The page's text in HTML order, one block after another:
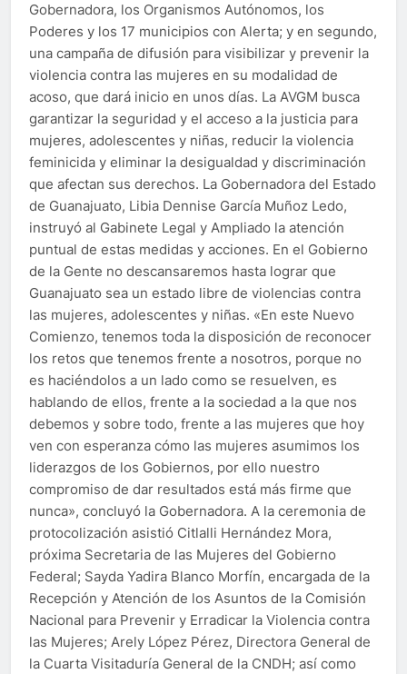
Gobernadora, los Organismos Autónomos, los
Poderes y los 17 municipios con Alerta; y en segundo,
una campaña de difusión para visibilizar y prevenir la
violencia contra las mujeres en su modalidad de
acoso, que dará inicio en unos días. La AVGM busca
garantizar la seguridad y el acceso a la justicia para
mujeres, adolescentes y niñas, reducir la violencia
feminicida y eliminar la desigualdad y discriminación
que afectan sus derechos. La Gobernadora del Estado
de Guanajuato, Libia Dennise García Muñoz Ledo,
instruyó al Gabinete Legal y Ampliado la atención
puntual de estas medidas y acciones. En el Gobierno
de la Gente no descansaremos hasta lograr que
Guanajuato sea un estado libre de violencias contra
las mujeres, adolescentes y niñas. «En este Nuevo
Comienzo, tenemos toda la disposición de reconocer
los retos que tenemos frente a nosotros, porque no
es haciéndolos a un lado como se resuelven, es
hablando de ellos, frente a la sociedad a la que nos
debemos y sobre todo, frente a las mujeres que hoy
ven con esperanza cómo las mujeres asumimos los
liderazgos de los Gobiernos, por ello nuestro
compromiso de dar resultados está más firme que
nunca», concluyó la Gobernadora. A la ceremonia de
protocolización asistió Citlalli Hernández Mora,
próxima Secretaria de las Mujeres del Gobierno
Federal; Sayda Yadira Blanco Morfín, encargada de la
Recepción y Atención de los Asuntos de la Comisión
Nacional para Prevenir y Erradicar la Violencia contra
las Mujeres; Arely López Pérez, Directora General de
la Cuarta Visitaduría General de la CNDH; así como